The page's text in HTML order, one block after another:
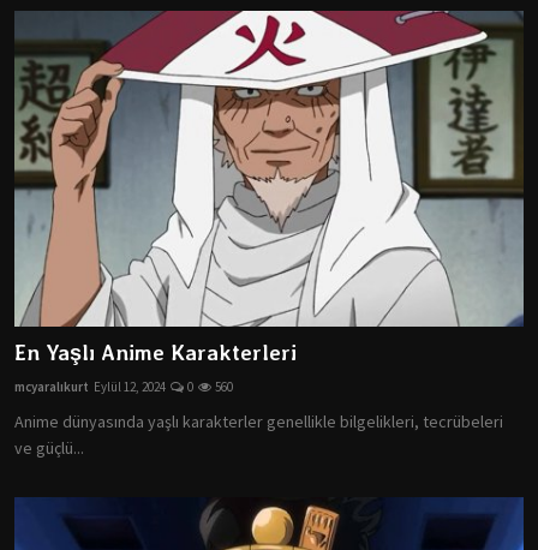
En Yaşlı Anime Karakterleri
mcyaralıkurt Eylül 12, 2024 0 560
Anime dünyasında yaşlı karakterler genellikle bilgelikleri, tecrübeleri
ve güçlü...